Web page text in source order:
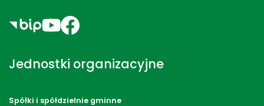
Jednostki organizacyjne
Spółki i spółdzielnie gminne